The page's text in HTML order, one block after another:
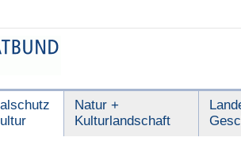
Natur +
Kulturlandschaft